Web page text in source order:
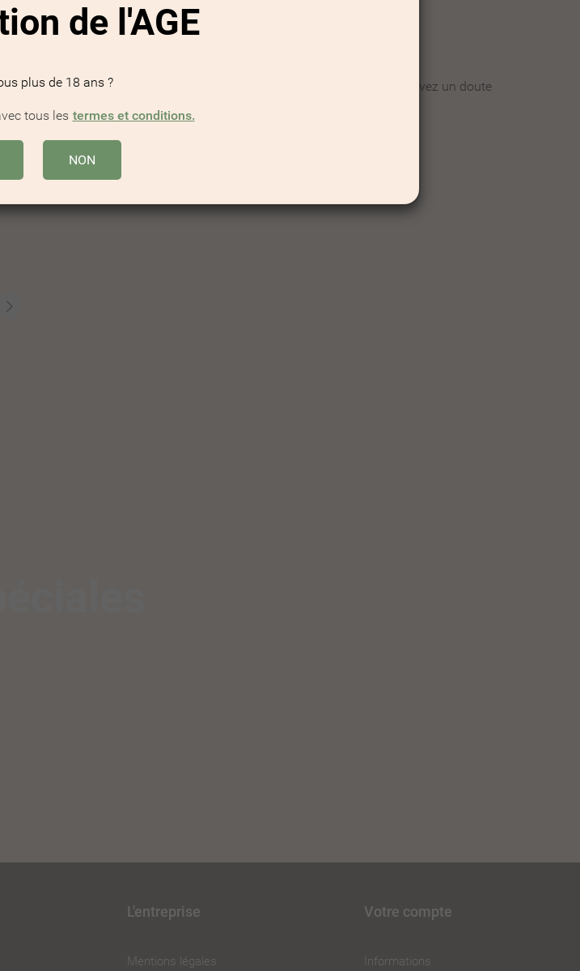
de l'AGE
plus de 18 ans ?
tous les termes et conditions.
NON
crampes, vous obtenez une huile parfaite.
avez un traitement médicamenteux, si vous êtes malade ou si vous avez un doute
de commencer votre cure.
L'entreprise
Mentions légales
Votre compte
Informations